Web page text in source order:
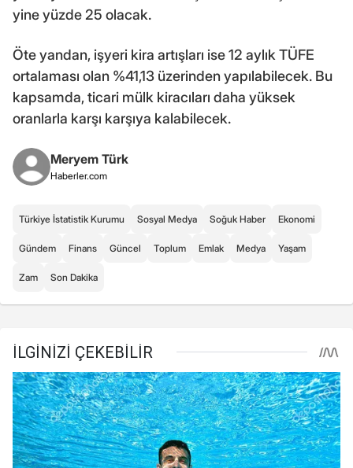
yine yüzde 25 olacak.
Öte yandan, işyeri kira artışları ise 12 aylık TÜFE
ortalaması olan %41,13 üzerinden yapılabilecek. Bu
kapsamda, ticari mülk kiracıları daha yüksek
oranlarla karşı karşıya kalabilecek.
Meryem Türk
Haberler.com
Türkiye İstatistik Kurumu Sosyal Medya Soğuk Haber Ekonomi
Gündem Finans Güncel Toplum Emlak Medya Yaşam
Zam Son Dakika